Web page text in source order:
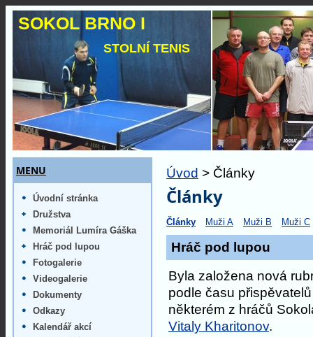
Úvod > Články
Články
Články Muži A Muži B Muži C
Hráč pod lupou
Byla založena nová
podle času
některém z hráčů
Vitaly Kharitonov.
MENU
Úvodní stránka
Družstva
Memoriál Lumíra Gáška
Hráč pod lupou
Fotogalerie
Videogalerie
Dokumenty
Odkazy
Kalendář akcí
SOKOL BRNO I
STOLNÍ TENIS